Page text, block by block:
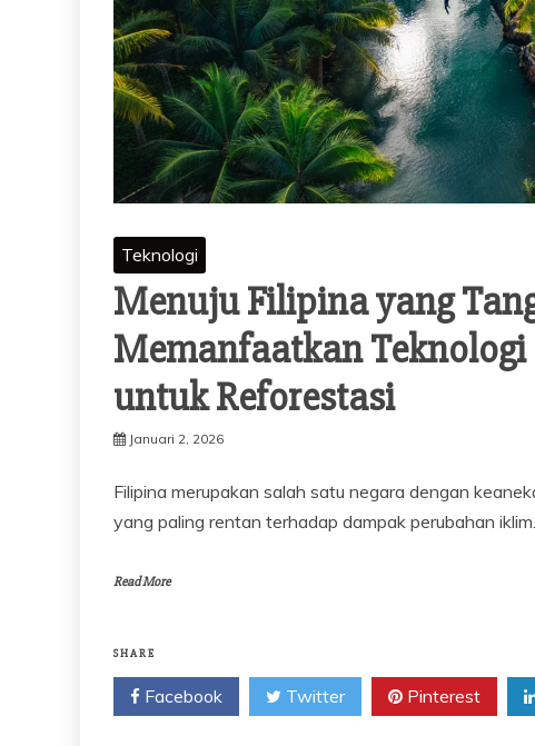
Teknologi
Menuju Filipina yang
Memanfaatkan
untuk Reforestasi
Januari 2, 2026
Filipina merupakan salah satu negara dengan
yang paling rentan terhadap dampak perubahan
Read More
SHARE
Facebook Twitter Pinterest